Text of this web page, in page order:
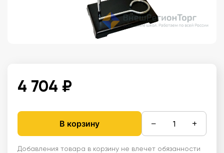
4 704 ₽
В корзину − +
Добавления товара в корзину не влечет обязанности